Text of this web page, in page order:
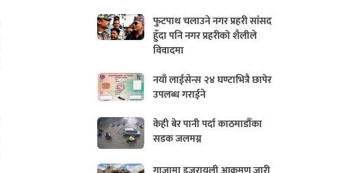
फुटपाथ चलाउने नगर प्रहरी सांसद
हुँदा पनि नगर प्रहरीको शैलीले
विवादमा
नयाँ लाईसेन्स २४ घण्टाभित्रै छापेर
उपलब्ध गराईने
केही बेर पानी पर्दा काठमाडौँका
सडक जलमग्न